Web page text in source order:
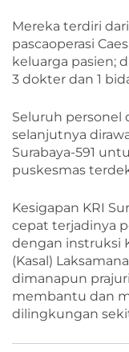
Mereka terdiri
pascaoperasi
keluarga pasien;
3 dokter dan 1
Seluruh personel
selanjutnya
Surabaya-591
puskesmas
Kesigapan KRI
cepat terjadinya
dengan instruksi
(Kasal)
dimanapun
membantu dan
dilingkungan